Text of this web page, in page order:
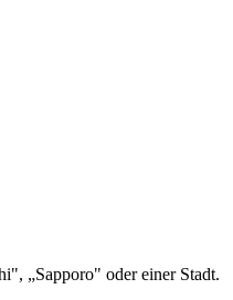
„Sapporo" oder einer Stadt.